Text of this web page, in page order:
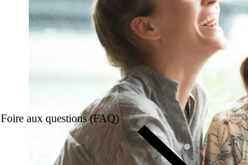
Foire aux questions (FAQ)